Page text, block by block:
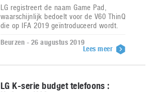
LG registreert de naam Game Pad,
waarschijnlijk bedoelt voor de V60 ThinQ
die op IFA 2019 geïntroduceerd wordt.
Beurzen - 26 augustus 2019
Lees meer
LG K-serie budget telefoons :